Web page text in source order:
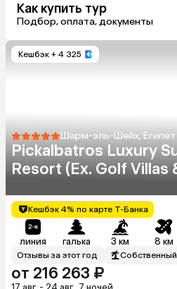
Как купить тур
Подбор, оплата, документы
Кешбэк + 4 325
Шарм-эль-Шейх, Египет
Pickalbatros Luxury
Resort (Ex. Golf Villas
Кешбэк 4% по карте Т-Банка
линия галька 3 км 8 км
Отзывы за этот год
от 216 263 ₽